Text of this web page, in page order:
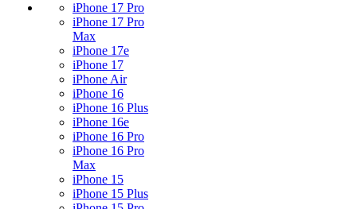
iPhone 17 Pro
iPhone 17 Pro
Max
iPhone 17e
iPhone 17
iPhone Air
iPhone 16
iPhone 16 Plus
iPhone 16e
iPhone 16 Pro
iPhone 16 Pro
Max
iPhone 15
iPhone 15 Plus